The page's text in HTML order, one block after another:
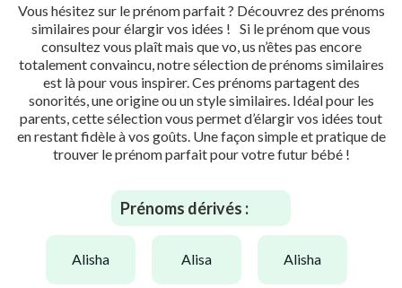
Vous hésitez sur le prénom parfait ? Découvrez des prénoms
similaires pour élargir vos idées ! Si le prénom que vous
consultez vous plaît mais que vo, us n’êtes pas encore
totalement convaincu, notre sélection de prénoms similaires
est là pour vous inspirer. Ces prénoms partagent des
sonorités, une origine ou un style similaires. Idéal pour les
parents, cette sélection vous permet d’élargir vos idées tout
en restant fidèle à vos goûts. Une façon simple et pratique de
trouver le prénom parfait pour votre futur bébé !
Prénoms dérivés :
alisha alisa alisha